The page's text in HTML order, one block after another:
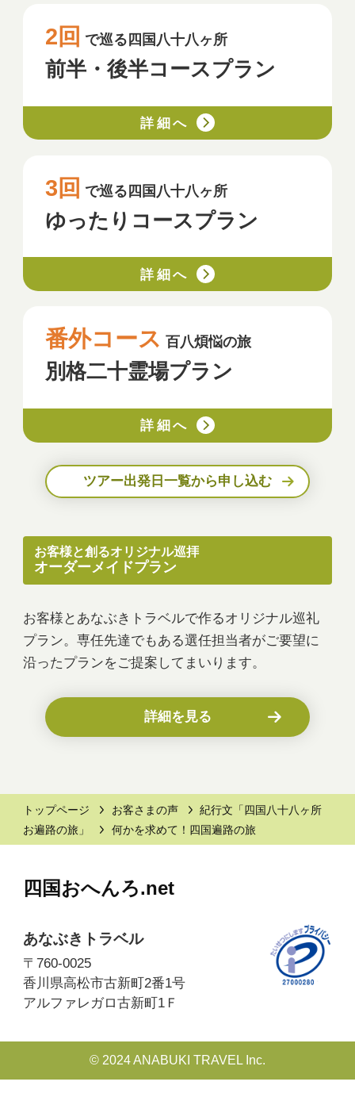
2回 で巡る四国八十八ヶ所
前半・後半コースプラン
詳細へ
3回 で巡る四国八十八ヶ所
ゆったりコースプラン
詳細へ
番外コース 百八煩悩の旅
別格二十霊場プラン
詳細へ
ツアー出発日一覧から申し込む
お客様と創るオリジナル巡拝
オーダーメイドプラン
お客様とあなぶきトラベルで作るオリジナル巡礼
プラン。専任先達でもある選任担当者がご要望に
沿ったプランをご提案してまいります。
詳細を見る
トップページ お客さまの声
紀行文「四国八十八ヶ所
お遍路の旅」
何かを求めて！四国遍路の旅
四国おへんろ.net
あなぶきトラベル
〒760-0025
香川県高松市古新町2番1号
アルファレガロ古新町1Ｆ
© 2024 ANABUKI TRAVEL Inc.